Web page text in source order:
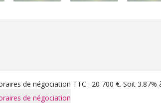
de négociation TTC : 20 700 €. Soit 3.87%
de négociation